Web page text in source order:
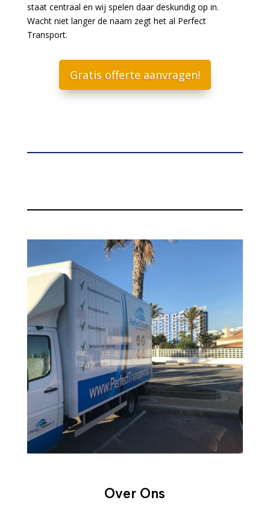
staat centraal en wij spelen daar deskundig op in.
Wacht niet langer de naam zegt het al Perfect
Transport.
Gratis offerte aanvragen!
Over Ons